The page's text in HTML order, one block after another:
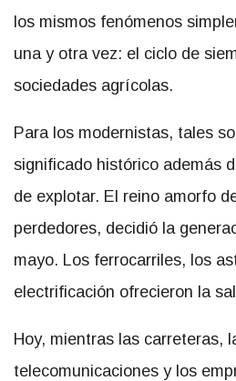
los mismos fenómenos
una y otra vez: el ciclo de
sociedades agrícolas.
Para los modernistas, tales
significado histórico además
de explotar. El reino amorfo
perdedores, decidió la
mayo. Los ferrocarriles, los
electrificación ofrecieron la
Hoy, mientras las carreteras,
telecomunicaciones y los